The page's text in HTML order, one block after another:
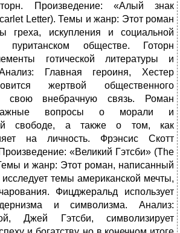
Произведение: «Алый знак
Letter). Темы и жанр: Этот роман
греха, искупления и социальной
обществе. Готорн
готической литературы и
Главная героиня, Хестер
жертвой общественного
свою внебрачную связь. Роман
вопросы о морали и
свободе, а также о том, как
на личность. Фрэнсис Скотт
«Великий Гэтсби» (The
и жанр: Этот роман, написанный
исследует темы американской мечты,
Фицджеральд использует
и символизма. Анализ:
Джей Гэтсби, символизирует